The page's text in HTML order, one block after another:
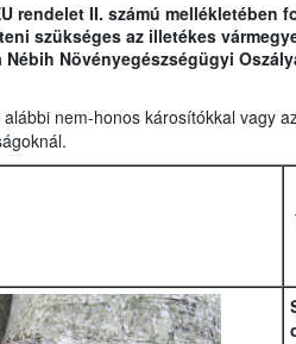
rendelet II. számú
szükséges az illetékes
Nébih Növényegészségügyi
nem-honos károsítókkal vagy